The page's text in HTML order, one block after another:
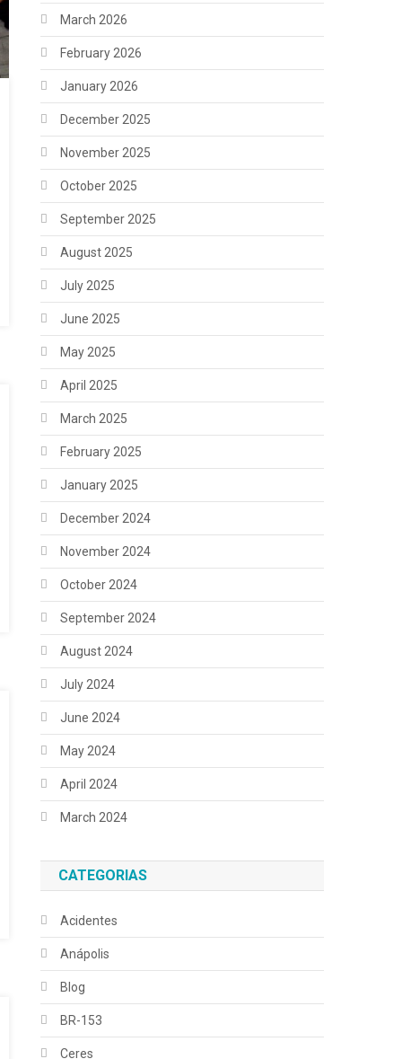
March 2026
February 2026
January 2026
December 2025
November 2025
October 2025
September 2025
August 2025
July 2025
June 2025
May 2025
April 2025
March 2025
February 2025
January 2025
December 2024
November 2024
October 2024
September 2024
August 2024
July 2024
June 2024
May 2024
April 2024
March 2024
CATEGORIAS
Acidentes
Anápolis
Blog
BR-153
Ceres